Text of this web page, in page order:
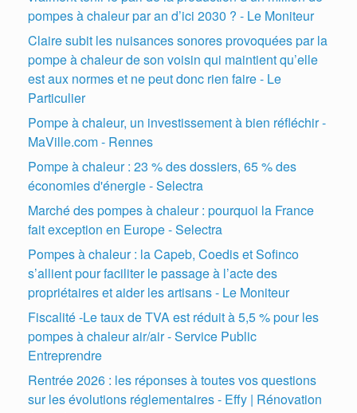
pompes à chaleur par an d’ici 2030 ? - Le Moniteur
Claire subit les nuisances sonores provoquées par la
pompe à chaleur de son voisin qui maintient qu’elle
est aux normes et ne peut donc rien faire - Le
Particulier
Pompe à chaleur, un investissement à bien réfléchir -
MaVille.com - Rennes
Pompe à chaleur : 23 % des dossiers, 65 % des
économies d'énergie - Selectra
Marché des pompes à chaleur : pourquoi la France
fait exception en Europe - Selectra
Pompes à chaleur : la Capeb, Coedis et Sofinco
s’allient pour faciliter le passage à l’acte des
propriétaires et aider les artisans - Le Moniteur
Fiscalité -Le taux de TVA est réduit à 5,5 % pour les
pompes à chaleur air/air - Service Public
Entreprendre
Rentrée 2026 : les réponses à toutes vos questions
sur les évolutions réglementaires - Effy | Rénovation